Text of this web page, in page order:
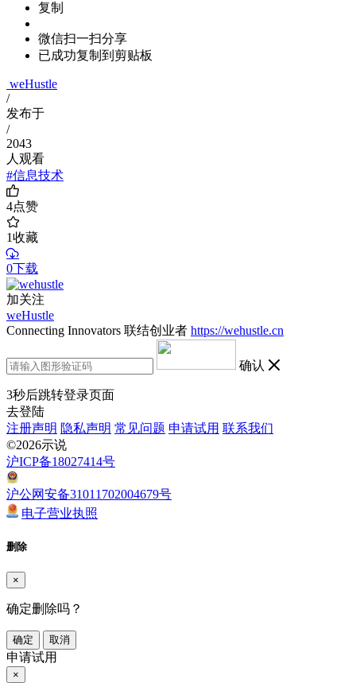
复制
微信扫一扫分享
已成功复制到剪贴板
weHustle
/
发布于
/
2043
人观看
#信息技术
4点赞
1收藏
0下载
加关注
weHustle
Connecting Innovators 联结创业者 https://wehustle.cn
确认
3秒后跳转登录页面
去登陆
注册声明 隐私声明 常见问题 申请试用 联系我们
©2026示说
沪ICP备18027414号
沪公网安备31011702004679号
电子营业执照
删除
×
确定删除吗？
确定 取消
申请试用
×